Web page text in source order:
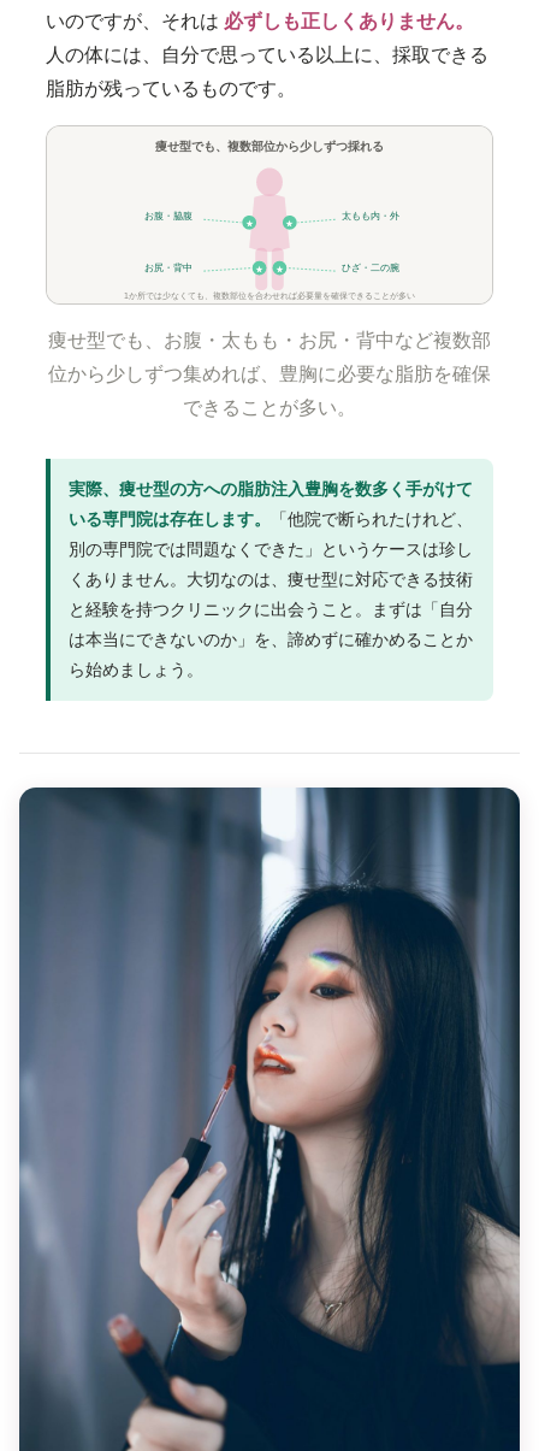
いのですが、それは 必ずしも正しくありません。
人の体には、自分で思っている以上に、採取できる
脂肪が残っているものです。
痩せ型でも、複数部位から少しずつ採れる
★ ★
★ ★
お腹・脇腹 太もも内・外
お尻・背中 ひざ・二の腕
1か所では少なくても、複数部位を合わせれば必要量を確保できることが多い
痩せ型でも、お腹・太もも・お尻・背中など複数部
位から少しずつ集めれば、豊胸に必要な脂肪を確保
できることが多い。
実際、痩せ型の方への脂肪注入豊胸を数多く手がけて
いる専門院は存在します。
「他院で断られたけれど、
別の専門院では問題なくできた」というケースは珍し
くありません。大切なのは、痩せ型に対応できる技術
と経験を持つクリニックに出会うこと。まずは「自分
は本当にできないのか」を、諦めずに確かめることか
ら始めましょう。